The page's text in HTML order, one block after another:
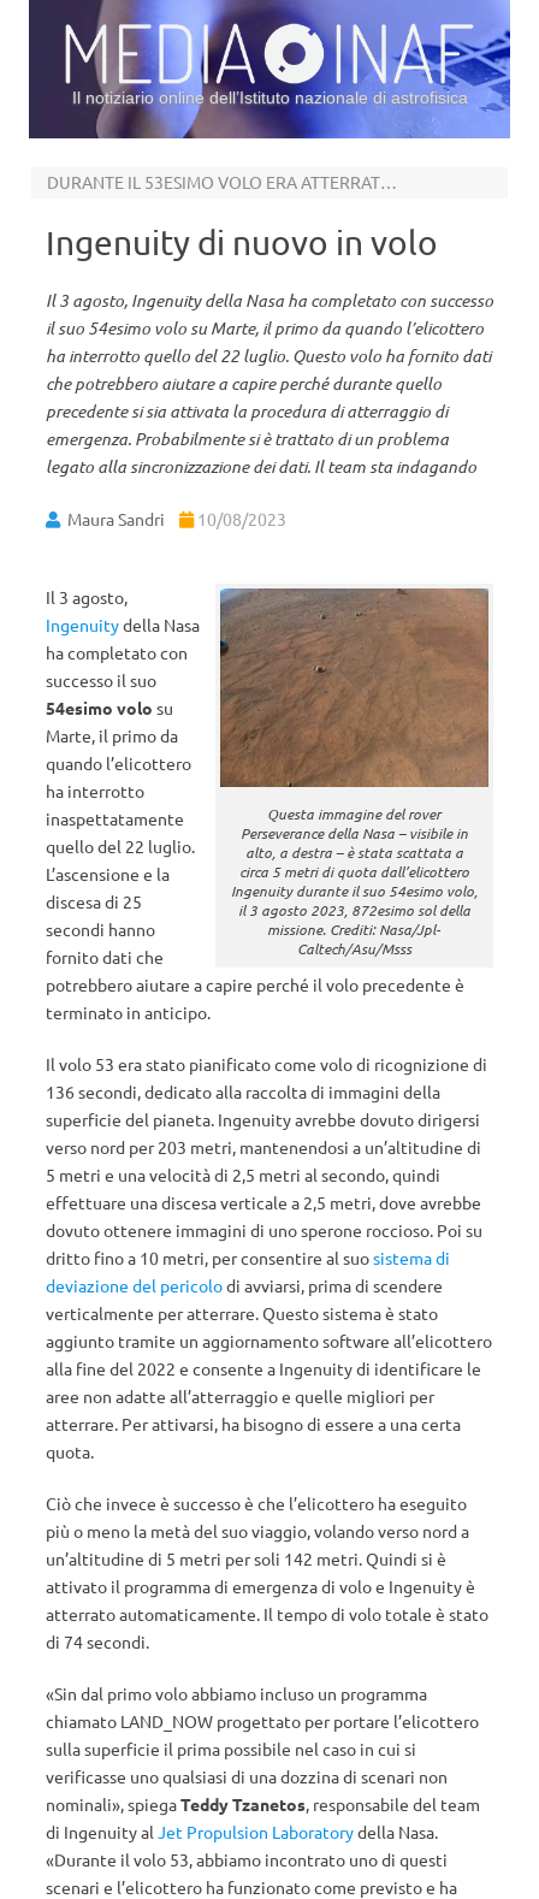
Il notiziario online dell’Istituto nazionale di astrofisica
DURANTE IL 53ESIMO VOLO ERA ATTERRATO INASPETTATAMENTE
Ingenuity di nuovo in volo
Il 3 agosto, Ingenuity della Nasa ha completato con successo
il suo 54esimo volo su Marte, il primo da quando l’elicottero
ha interrotto quello del 22 luglio. Questo volo ha fornito dati
che potrebbero aiutare a capire perché durante quello
precedente si sia attivata la procedura di atterraggio di
emergenza. Probabilmente si è trattato di un problema
legato alla sincronizzazione dei dati. Il team sta indagando
Maura Sandri 10/08/2023
Questa immagine del rover
Perseverance della Nasa – visibile in
alto, a destra – è stata scattata a
circa 5 metri di quota dall’elicottero
Ingenuity durante il suo 54esimo volo,
il 3 agosto 2023, 872esimo sol della
missione. Crediti: Nasa/Jpl-
Caltech/Asu/Msss
Il 3 agosto,
Ingenuitydella Nasa
ha completato con
successo il suo
54esimo volo su
Marte, il primo da
quando l’elicottero
ha interrotto
inaspettatamente
quello del 22 luglio.
L’ascensione e la
discesa di 25
secondi hanno
fornito dati che
potrebbero aiutare a capire perché il volo precedente è
terminato in anticipo.
Il volo 53 era stato pianificato come volo di ricognizione di
136 secondi, dedicato alla raccolta di immagini della
superficie del pianeta. Ingenuity avrebbe dovuto dirigersi
verso nord per 203 metri, mantenendosi a un’altitudine di
5 metri e una velocità di 2,5 metri al secondo, quindi
effettuare una discesa verticale a 2,5 metri, dove avrebbe
dovuto ottenere immagini di uno sperone roccioso. Poi su
dritto fino a 10 metri, per consentire al suosistema di
deviazione del pericolodi avviarsi, prima di scendere
verticalmente per atterrare. Questo sistema è stato
aggiunto tramite un aggiornamento software all’elicottero
alla fine del 2022 e consente a Ingenuity di identificare le
aree non adatte all’atterraggio e quelle migliori per
atterrare. Per attivarsi, ha bisogno di essere a una certa
quota.
Ciò che invece è successo è che l’elicottero ha eseguito
più o meno la metà del suo viaggio, volando verso nord a
un’altitudine di 5 metri per soli 142 metri. Quindi si è
attivato il programma di emergenza di volo e Ingenuity è
atterrato automaticamente. Il tempo di volo totale è stato
di 74 secondi.
«Sin dal primo volo abbiamo incluso un programma
chiamato LAND_NOW progettato per portare l’elicottero
sulla superficie il prima possibile nel caso in cui si
verificasse uno qualsiasi di una dozzina di scenari non
nominali», spiegaTeddy Tzanetos, responsabile del team
di Ingenuity al Jet Propulsion Laboratorydella Nasa.
«Durante il volo 53, abbiamo incontrato uno di questi
scenari e l’elicottero ha funzionato come previsto e ha